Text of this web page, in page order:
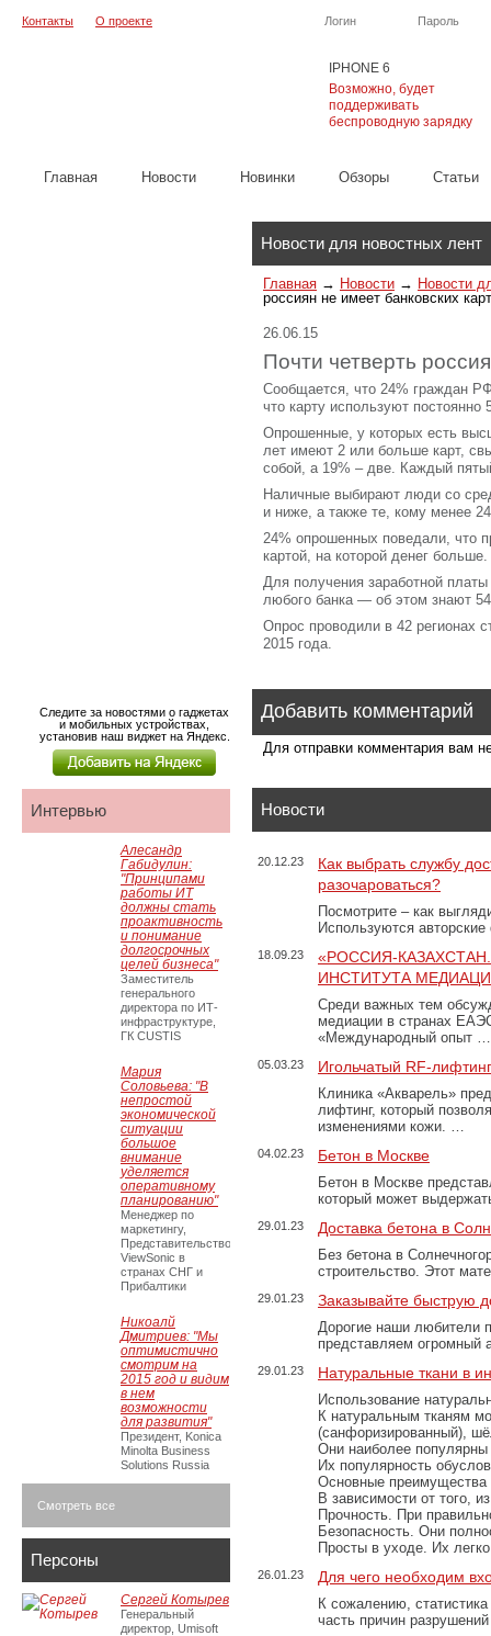
IPHONE 6
Возможно, будет
поддерживать
беспроводную зарядку
Логин Пароль
Контакты О проекте
Главная Новости Новинки Обзоры Cтатьи
Новости для новостных лент
Главная → Новости → Новости
россиян не имеет банковских карт
26.06.15
Почти четверть
Сообщается, что 24% граждан
что карту используют постоянно
Опрошенные, у которых есть
лет имеют 2 или больше карт,
собой, а 19% – две. Каждый
Наличные выбирают люди со
и ниже, а также те, кому менее
24% опрошенных поведали, что
картой, на которой денег больше.
Для получения заработной
любого банка — об этом знают
Опрос проводили в 42 регионах
2015 года.
Добавить комментарий
Для отправки комментария вам
Новости
20.12.23
Как выбрать службу
разочароваться?
Посмотрите – как
Используются
18.09.23
«РОССИЯ-
ИНСТИТУТА
Среди важных тем
медиации в странах
«Международный опыт …
05.03.23 Игольчатый RF-
Клиника «Акварель»
лифтинг, который
изменениями кожи. …
04.02.23 Бетон в Москве
Бетон в Москве
который может
29.01.23 Доставка бетона в
Без бетона в
строительство. Этот
29.01.23 Заказывайте быструю
Дорогие наши любители
представляем огромный
29.01.23 Натуральные ткани в
Использование
К натуральным тканям
(санфоризированный),
Они наиболее популярны
Их популярность
Основные преимущества
В зависимости от того,
Прочность. При
Безопасность. Они
Просты в уходе. Их
26.01.23 Для чего необходим
К сожалению,
часть причин
Следите за новостями о гаджетах
и мобильных устройствах,
установив наш виджет на Яндекс.
Интервью
Алесандр
Габидулин:
"Принципами
работы ИТ
должны стать
проактивность
и понимание
долгосрочных
целей бизнеса"
Заместитель
генерального
директора по ИТ-
инфраструктуре,
ГК CUSTIS
Мария
Соловьева: "В
непростой
экономической
ситуации
большое
внимание
уделяется
оперативному
планированию"
Менеджер по
маркетингу,
Представительство
ViewSonic в
странах СНГ и
Прибалтики
Никоалй
Дмитриев: "Мы
оптимистично
смотрим на
2015 год и видим
в нем
возможности
для развития"
Президент, Konica
Minolta Business
Solutions Russia
Смотреть все
Персоны
Сергей Котырев
Генеральный
директор, Umisoft